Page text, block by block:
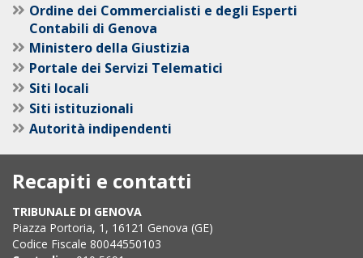
Ordine dei Commercialisti e degli Esperti
Contabili di Genova
Ministero della Giustizia
Portale dei Servizi Telematici
Siti locali
Siti istituzionali
Autorità indipendenti
Recapiti e contatti
TRIBUNALE DI GENOVA
Piazza Portoria, 1, 16121 Genova (GE)
Codice Fiscale 80044550103